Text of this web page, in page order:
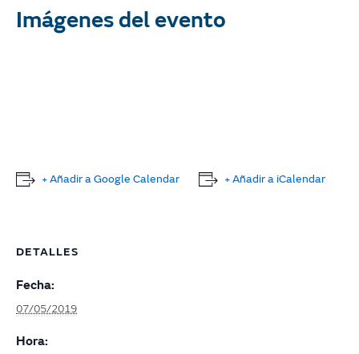
Imágenes del evento
+ Añadir a Google Calendar + Añadir a iCalendar
DETALLES
Fecha:
07/05/2019
Hora: